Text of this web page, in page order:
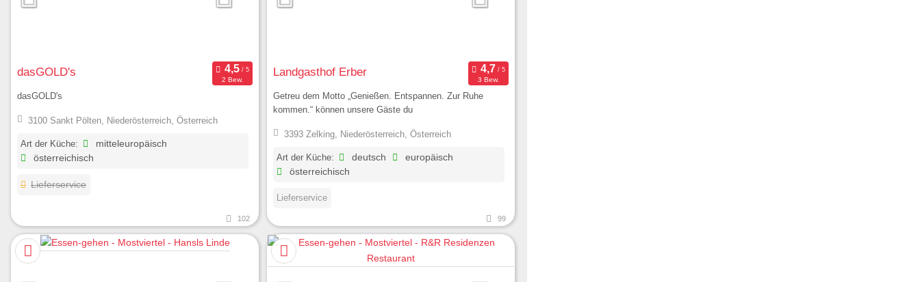
dasGOLD's
2 Bew.
dasGOLD's
3100 Sankt Pölten, Niederösterreich, Österreich
Art der Küche:
mitteleuropäisch
österreichisch
Lieferservice
102
Landgasthof Erber
3 Bew.
Getreu dem Motto „Genießen. Entspannen. Zur Ruhe
kommen.“ können unsere Gäste du
3393 Zelking, Niederösterreich, Österreich
Art der Küche: deutsch
europäisch
österreichisch
Lieferservice
99